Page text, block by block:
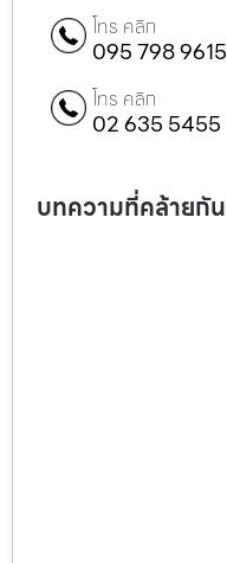
โทร คลิก
095 798 9615
โทร คลิก
02 635 5455
บทความที่คล้ายกัน